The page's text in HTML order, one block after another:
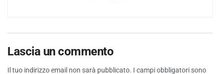
Lascia un commento
Il tuo indirizzo email non sarà pubblicato. I campi obbligatori sono